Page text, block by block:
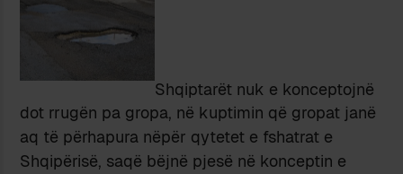
Shqiptarët nuk e konceptojnë
dot rrugën pa gropa, në kuptimin që gropat janë
aq të përhapura nëpër qytetet e fshatrat e
Shqipërisë, saqë bëjnë pjesë në konceptin e